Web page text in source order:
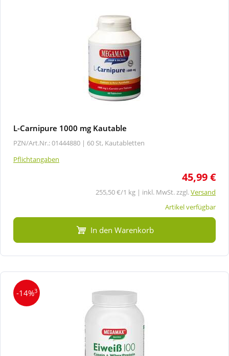
L-Carnipure 1000 mg Kautable
PZN/Art.Nr.: 01444880 | 60 St, Kautabletten
Pflichtangaben
45,99 €
255,50 €/1 kg | inkl. MwSt. zzgl.Versand
Artikel verfügbar
In den Warenkorb
-14%3